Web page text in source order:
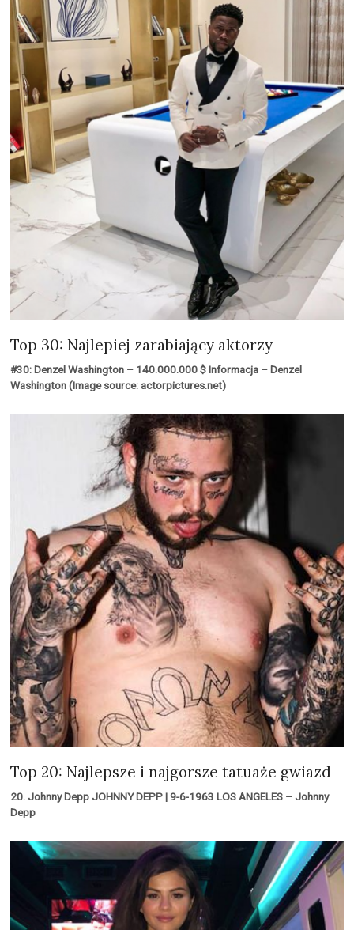
Top 30: Najlepiej zarabiający aktorzy
#30: Denzel Washington – 140.000.000 $ Informacja – Denzel
Washington (Image source: actorpictures.net)
Top 20: Najlepsze i najgorsze tatuaże gwiazd
20. Johnny Depp JOHNNY DEPP | 9-6-1963 LOS ANGELES – Johnny
Depp